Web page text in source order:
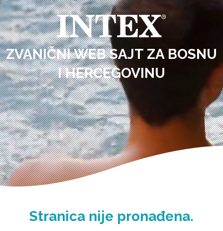
ZVANIČNI WEB SAJT ZA BOSNU
I HERCEGOVINU
Stranica nije pronađena.